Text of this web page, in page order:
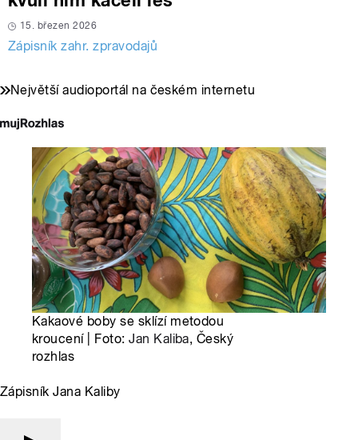
15. březen 2026
Zápisník zahr. zpravodajů
Největší audioportál na českém internetu
Kakaové boby se sklízí metodou
kroucení | Foto:Jan Kaliba, Český
rozhlas
Zápisník Jana Kaliby